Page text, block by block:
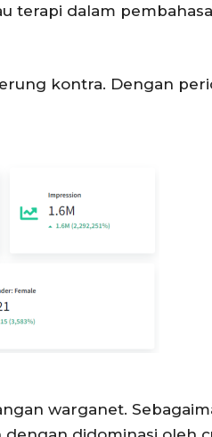
terapi dalam
kontra. Dengan
warganet.